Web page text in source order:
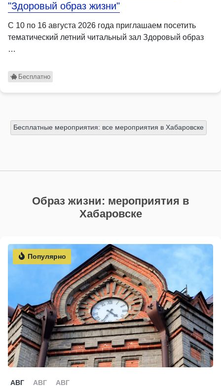
"Здоровый образ жизни"
С 10 по 16 августа 2026 года приглашаем посетить
тематический летний читальный зал Здоровый образ
…
Бесплатно
Бесплатные мероприятия: все мероприятия в Хабаровске
Образ жизни: мероприятия в
Хабаровске
Популярно
АВГ АВГ АВГ